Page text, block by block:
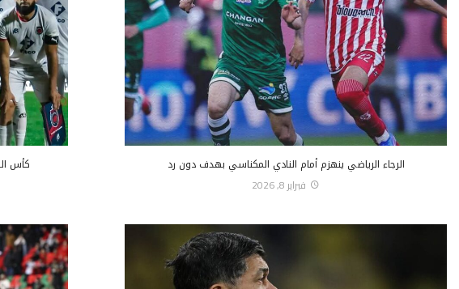
الرجاء الرياضي ينهزم أمام النادي المكناسي بهدف دون رد
فبراير 8, 2026
كأس